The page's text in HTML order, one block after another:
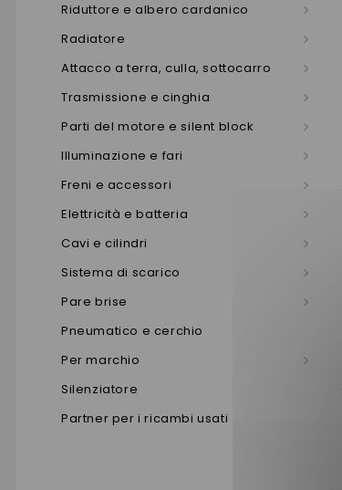
Riduttore e albero cardanico
Radiatore
Attacco a terra, culla, sottocarro
Trasmissione e cinghia
Parti del motore e silent block
Illuminazione e fari
Freni e accessori
Elettricità e batteria
Cavi e cilindri
Sistema di scarico
Pare brise
Pneumatico e cerchio
Per marchio
Silenziatore
Partner per i ricambi usati